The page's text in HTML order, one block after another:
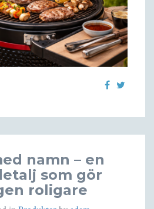
namn – en
som gör
roligare